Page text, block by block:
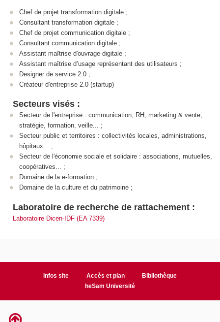
Chef de projet transformation digitale ;
Consultant transformation digitale ;
Chef de projet communication digitale ;
Consultant communication digitale ;
Assistant maîtrise d'ouvrage digitale ;
Assistant maîtrise d’usage représentant des utilisateurs ;
Designer de service 2.0 ;
Créateur d'entreprise 2.0 (startup)
Secteurs visés :
Secteur de l'entreprise : communication, RH, marketing & vente,
stratégie, formation, veille... ;
Secteur public et territoires : collectivités locales, administrations,
hôpitaux... ;
Secteur de l'économie sociale et solidaire : associations, mutuelles,
coopératives... ;
Domaine de la e-formation ;
Domaine de la culture et du patrimoine ;
Laboratoire de recherche de rattachement :
Laboratoire Dicen-IDF (EA 7339)
Infos site Accès et plan
Bibliothèque
heSam Université